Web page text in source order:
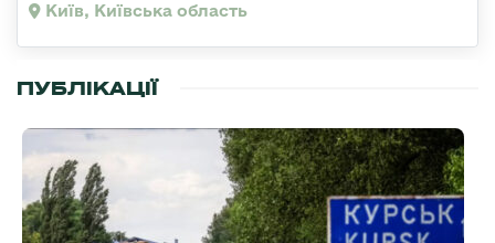
Київ, Київська область
ПУБЛІКАЦІЇ